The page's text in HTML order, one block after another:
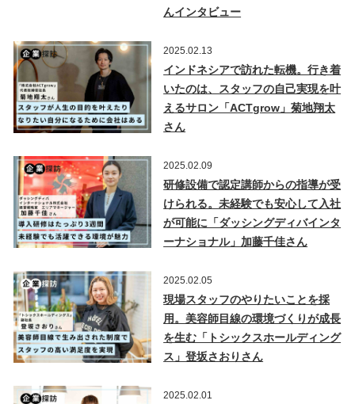
んインタビュー
2025.02.13
インドネシアで訪れた転機。行き着
いたのは、スタッフの自己実現を叶
えるサロン「ACTgrow」菊地翔太
さん
2025.02.09
研修設備で認定講師からの指導が受
けられる。未経験でも安心して入社
が可能に「ダッシングディバインタ
ーナショナル」加藤千佳さん
2025.02.05
現場スタッフのやりたいことを採
用。美容師目線の環境づくりが成長
を生む「トシックスホールディング
ス」登坂さおりさん
2025.02.01